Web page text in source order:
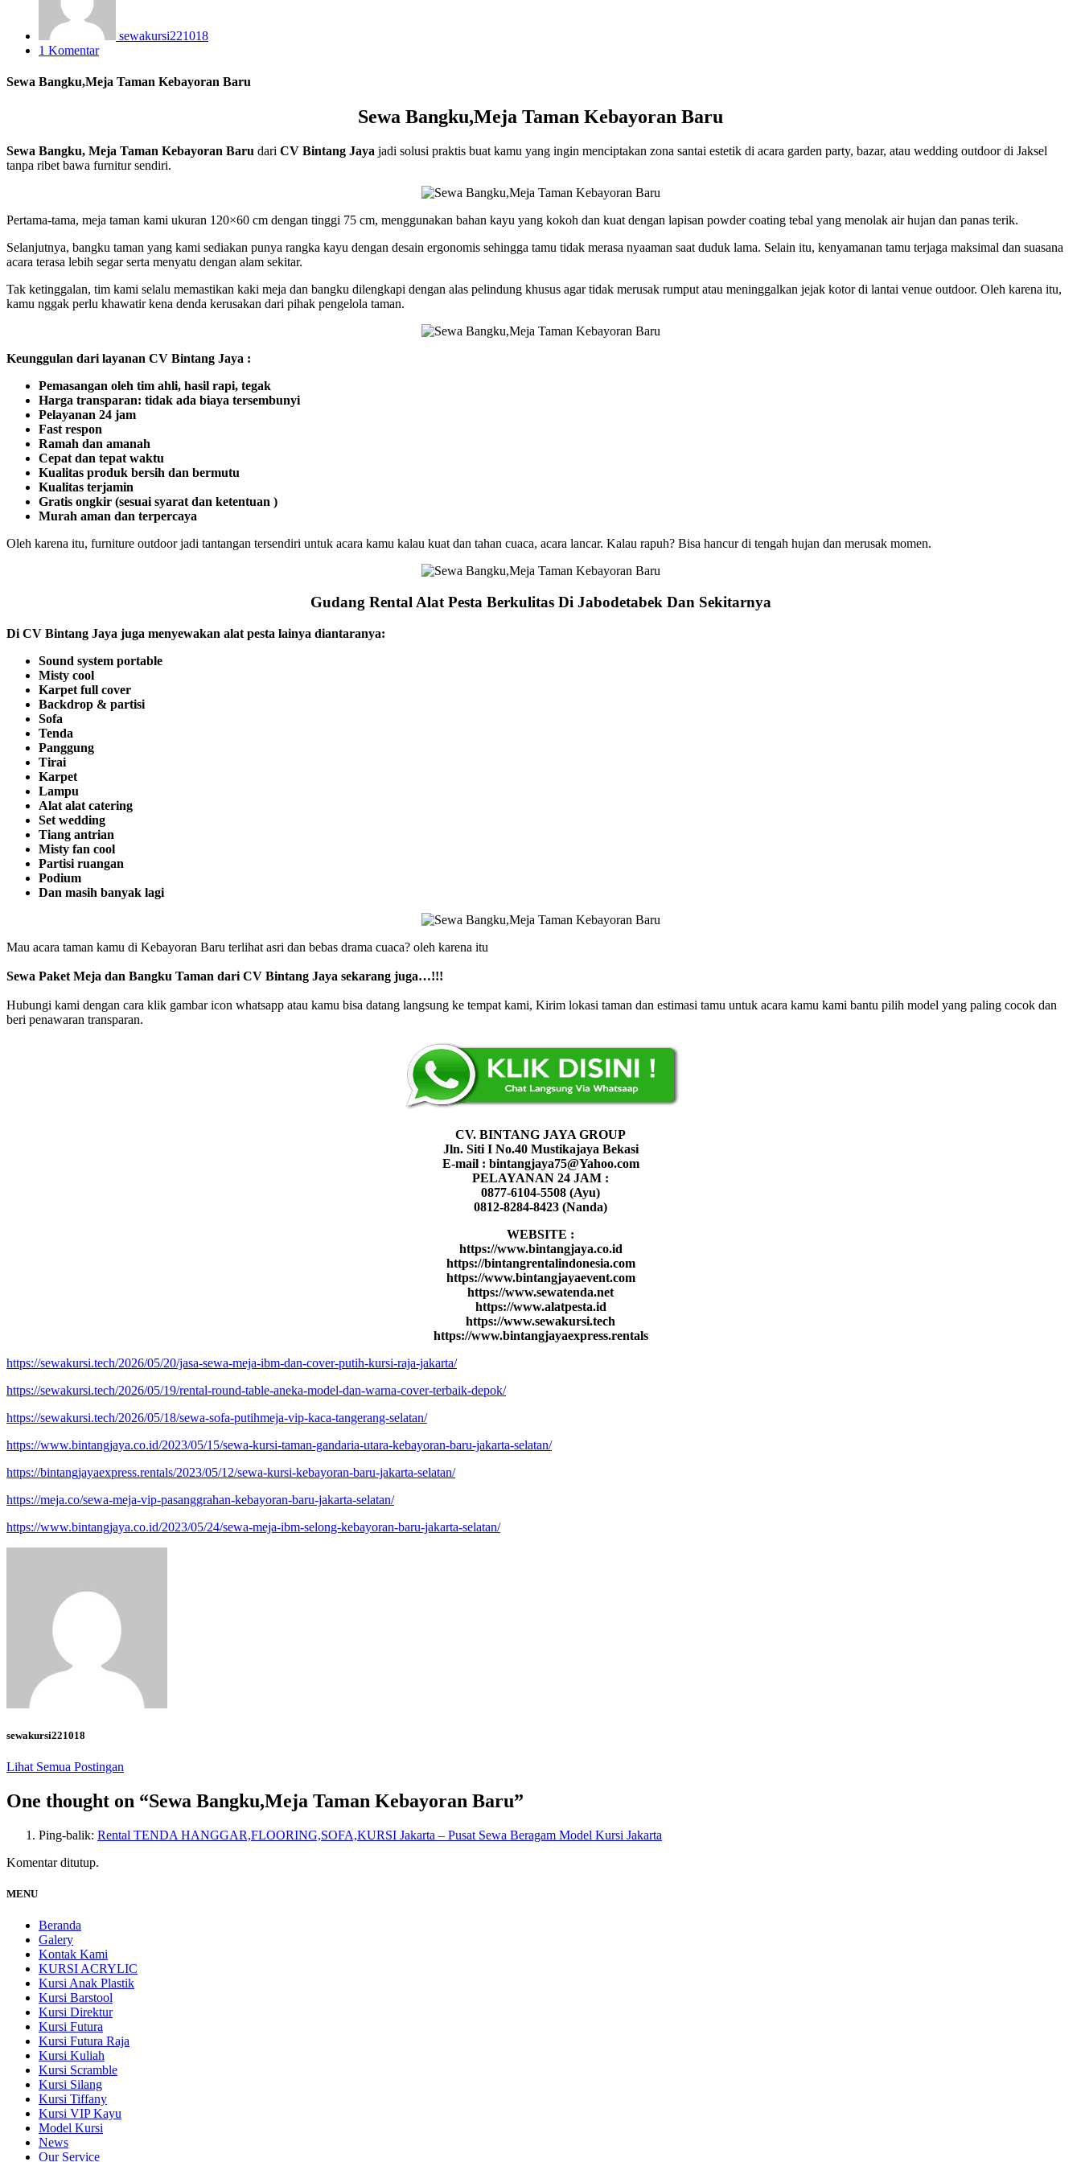
sewakursi221018
1 Komentar
Sewa Bangku,Meja Taman Kebayoran Baru
Sewa Bangku,Meja Taman Kebayoran Baru
Sewa Bangku, Meja Taman Kebayoran Baru dari CV Bintang Jaya jadi solusi praktis buat kamu yang ingin menciptakan zona santai estetik di acara garden party, bazar, atau wedding outdoor di Jaksel
tanpa ribet bawa furnitur sendiri.
Pertama-tama, meja taman kami ukuran 120×60 cm dengan tinggi 75 cm, menggunakan bahan kayu yang kokoh dan kuat dengan lapisan powder coating tebal yang menolak air hujan dan panas terik.
Selanjutnya, bangku taman yang kami sediakan punya rangka kayu dengan desain ergonomis sehingga tamu tidak merasa nyaaman saat duduk lama. Selain itu, kenyamanan tamu terjaga maksimal dan suasana
acara terasa lebih segar serta menyatu dengan alam sekitar.
Tak ketinggalan, tim kami selalu memastikan kaki meja dan bangku dilengkapi dengan alas pelindung khusus agar tidak merusak rumput atau meninggalkan jejak kotor di lantai venue outdoor. Oleh karena itu,
kamu nggak perlu khawatir kena denda kerusakan dari pihak pengelola taman.
Keunggulan dari layanan CV Bintang Jaya :
Pemasangan oleh tim ahli, hasil rapi, tegak
Harga transparan: tidak ada biaya tersembunyi
Pelayanan 24 jam
Fast respon
Ramah dan amanah
Cepat dan tepat waktu
Kualitas produk bersih dan bermutu
Kualitas terjamin
Gratis ongkir (sesuai syarat dan ketentuan )
Murah aman dan terpercaya
Oleh karena itu, furniture outdoor jadi tantangan tersendiri untuk acara kamu kalau kuat dan tahan cuaca, acara lancar. Kalau rapuh? Bisa hancur di tengah hujan dan merusak momen.
Gudang Rental Alat Pesta Berkulitas Di Jabodetabek Dan Sekitarnya
Di CV Bintang Jaya juga menyewakan alat pesta lainya diantaranya:
Sound system portable
Misty cool
Karpet full cover
Backdrop & partisi
Sofa
Tenda
Panggung
Tirai
Karpet
Lampu
Alat alat catering
Set wedding
Tiang antrian
Misty fan cool
Partisi ruangan
Podium
Dan masih banyak lagi
Mau acara taman kamu di Kebayoran Baru terlihat asri dan bebas drama cuaca? oleh karena itu
Sewa Paket Meja dan Bangku Taman dari CV Bintang Jaya sekarang juga…!!!
Hubungi kami dengan cara klik gambar icon whatsapp atau kamu bisa datang langsung ke tempat kami, Kirim lokasi taman dan estimasi tamu untuk acara kamu kami bantu pilih model yang paling cocok dan
beri penawaran transparan.
CV. BINTANG JAYA GROUP
Jln. Siti I No.40 Mustikajaya Bekasi
E-mail : bintangjaya75@Yahoo.com
PELAYANAN 24 JAM :
0877-6104-5508 (Ayu)
0812-8284-8423 (Nanda)
WEBSITE :
https://www.bintangjaya.co.id
https://bintangrentalindonesia.com
https://www.bintangjayaevent.com
https://www.sewatenda.net
https://www.alatpesta.id
https://www.sewakursi.tech
https://www.bintangjayaexpress.rentals
https://sewakursi.tech/2026/05/20/jasa-sewa-meja-ibm-dan-cover-putih-kursi-raja-jakarta/
https://sewakursi.tech/2026/05/19/rental-round-table-aneka-model-dan-warna-cover-terbaik-depok/
https://sewakursi.tech/2026/05/18/sewa-sofa-putihmeja-vip-kaca-tangerang-selatan/
https://www.bintangjaya.co.id/2023/05/15/sewa-kursi-taman-gandaria-utara-kebayoran-baru-jakarta-selatan/
https://bintangjayaexpress.rentals/2023/05/12/sewa-kursi-kebayoran-baru-jakarta-selatan/
https://meja.co/sewa-meja-vip-pasanggrahan-kebayoran-baru-jakarta-selatan/
https://www.bintangjaya.co.id/2023/05/24/sewa-meja-ibm-selong-kebayoran-baru-jakarta-selatan/
sewakursi221018
Lihat Semua Postingan
One thought on “Sewa Bangku,Meja Taman Kebayoran Baru”
Ping-balik: Rental TENDA HANGGAR,FLOORING,SOFA,KURSI Jakarta – Pusat Sewa Beragam Model Kursi Jakarta
Komentar ditutup.
MENU
Beranda
Galery
Kontak Kami
KURSI ACRYLIC
Kursi Anak Plastik
Kursi Barstool
Kursi Direktur
Kursi Futura
Kursi Futura Raja
Kursi Kuliah
Kursi Scramble
Kursi Silang
Kursi Tiffany
Kursi VIP Kayu
Model Kursi
News
Our Service